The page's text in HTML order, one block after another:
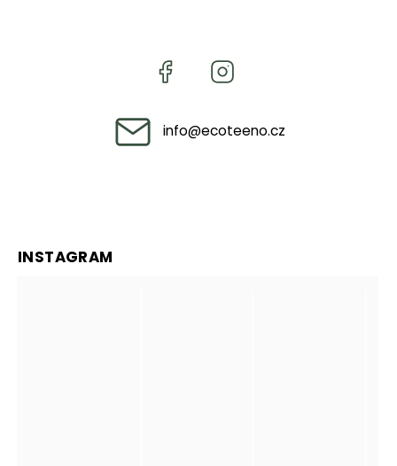
info@ecoteeno.cz
INSTAGRAM